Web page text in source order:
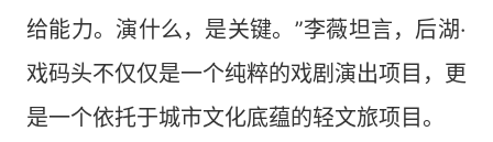
给能力。演什么，是关键。”李薇坦言，后湖·
戏码头不仅仅是一个纯粹的戏剧演出项目，更
是一个依托于城市文化底蕴的轻文旅项目。